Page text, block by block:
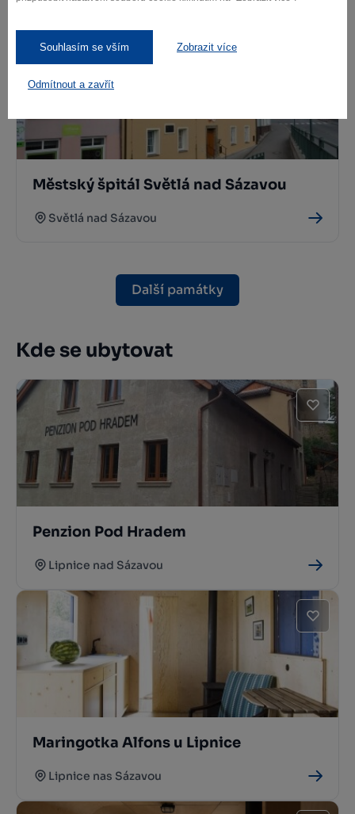
Souhlasím se vším Zobrazit více
Odmítnout a zavřít
Městský špitál Světlá nad Sázavou
Světlá nad Sázavou
Další památky
Kde se ubytovat
Penzion Pod Hradem
Lipnice nad Sázavou
Maringotka Alfons u Lipnice
Lipnice nas Sázavou